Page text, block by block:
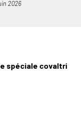
2026
spéciale covaltri